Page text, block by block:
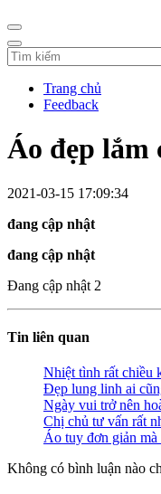
Trang chủ
Feedback
Áo đẹp lắm
2021-03-15 17:09:34
đang cập nhật
đang cập nhật
Đang cập nhật 2
Tin liên quan
Nhiệt tình rất chiều
Đẹp lung linh ai
Ngày vui trở nên
Chị chủ tư vấn rất
Áo tuy đơn giản mà
Không có bình luận nào